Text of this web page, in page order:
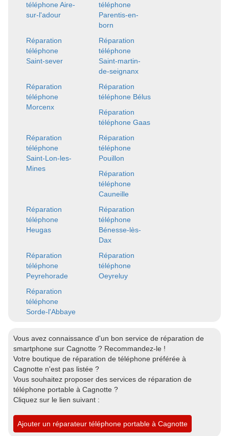
téléphone Aire-
sur-l'adour
téléphone
Parentis-en-
born
Réparation
téléphone
Saint-sever
Réparation
téléphone
Saint-martin-
de-seignanx
Réparation
téléphone
Morcenx
Réparation
téléphone Bélus
Réparation
téléphone Gaas
Réparation
téléphone
Saint-Lon-les-
Mines
Réparation
téléphone
Pouillon
Réparation
téléphone
Cauneille
Réparation
téléphone
Heugas
Réparation
téléphone
Bénesse-lès-
Dax
Réparation
téléphone
Peyrehorade
Réparation
téléphone
Oeyreluy
Réparation
téléphone
Sorde-l'Abbaye
Vous avez connaissance d'un bon service de réparation de
smartphone sur Cagnotte ? Recommandez-le !
Votre boutique de réparation de téléphone préférée à
Cagnotte n'est pas listée ?
Vous souhaitez proposer des services de réparation de
téléphone portable à Cagnotte ?
Cliquez sur le lien suivant :
Ajouter un réparateur téléphone portable à Cagnotte